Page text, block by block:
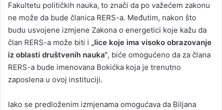
Fakultetu političkih nauka, to znači da po važećem zakonu
ne može da bude članica RERS-a. Međutim, nakon što
budu usvojene izmjene Zakona o energetici koje kažu da
član RERS-a može biti i „lice koje ima visoko obrazovanje
iz oblasti društvenih nauka“, biće omogućeno da za člana
RERS-a bude imenovana Bokićka koja je trenutno
zaposlena u ovoj instituciji.
Iako se predloženim izmjenama omogućava da Biljana